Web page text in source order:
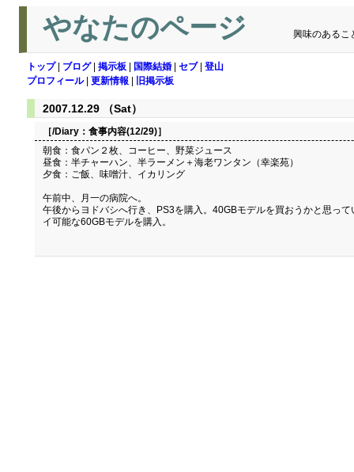
やなたのページ 興味のあるこ
トップ| ブログ| 掲示板 国際結婚 セブ| 登山
プロフィール| 更新情報 旧掲示板
2007.12.29 （Sat）
［/Diary： 食事内容(12/29)］
朝食：食パン２枚、コーヒー、野菜ジュース
昼食：半チャーハン、半ラーメン＋海老ワンタン（幸楽苑）
夕食：ご飯、味噌汁、イカリング
午前中、月一の病院へ。
午後からヨドバシへ行き、PS3を購入。40GBモデルを買おうかと思っ
イ可能な60GBモデルを購入。